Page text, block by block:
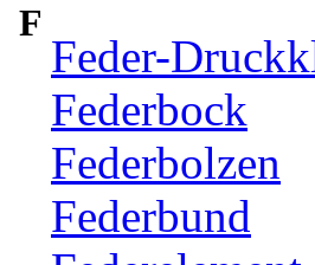
F
Feder-
Federbock
Federbolzen
Federbund